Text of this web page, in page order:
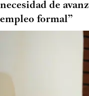
necesidad de
empleo formal”